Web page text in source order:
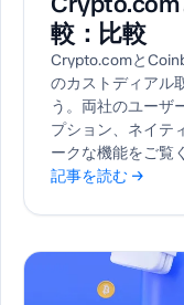
較：比較
Crypto.comと
のカストディアル
う。両社のユーザ
プション、ネイテ
ークな機能をご覧
記事を読む →